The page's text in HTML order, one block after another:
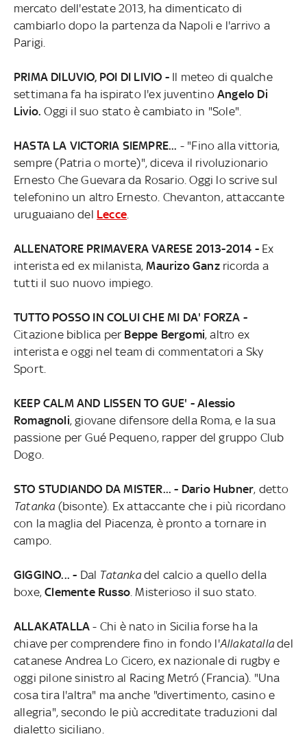
mercato dell'estate 2013, ha dimenticato di
cambiarlo dopo la partenza da Napoli e l'arrivo a
Parigi.
PRIMA DILUVIO, POI DI LIVIO - Il meteo di qualche
settimana fa ha ispirato l'ex juventino Angelo Di
Livio.Oggi il suo stato è cambiato in "Sole".
HASTA LA VICTORIA SIEMPRE... - "Fino alla vittoria,
sempre (Patria o morte)", diceva il rivoluzionario
Ernesto Che Guevara da Rosario. Oggi lo scrive sul
telefonino un altro Ernesto. Chevanton, attaccante
uruguaiano del Lecce.
ALLENATORE PRIMAVERA VARESE 2013-2014 - Ex
interista ed ex milanista,Maurizo Ganzricorda a
tutti il suo nuovo impiego.
TUTTO POSSO IN COLUI CHE MI DA' FORZA -
Citazione biblica per Beppe Bergomi, altro ex
interista e oggi nel team di commentatori a Sky
Sport.
KEEP CALM AND LISSEN TO GUE' - Alessio
Romagnoli, giovane difensore della Roma, e la sua
passione per Gué Pequeno, rapper del gruppo Club
Dogo.
STO STUDIANDO DA MISTER...- Dario Hubner, detto
Tatanka (bisonte). Ex attaccante che i più ricordano
con la maglia del Piacenza, è pronto a tornare in
campo.
GIGGINO...- Dal Tatankadel calcio a quello della
boxe,Clemente Russo . Misterioso il suo stato.
ALLAKATALLA- Chi è nato in Sicilia forse ha la
chiave per comprendere fino in fondo l'Allakatalladel
catanese Andrea Lo Cicero, ex nazionale di rugby e
oggi pilone sinistro al Racing Metró (Francia). "Una
cosa tira l'altra" ma anche "divertimento, casino e
allegria", secondo le più accreditate traduzioni dal
dialetto siciliano.